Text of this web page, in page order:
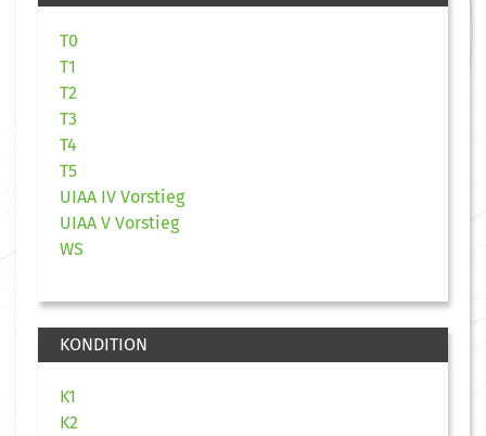
T0
T1
T2
T3
T4
T5
UIAA IV Vorstieg
UIAA V Vorstieg
WS
KONDITION
K1
K2